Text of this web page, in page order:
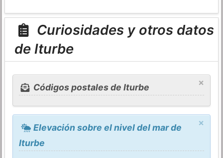
Curiosidades y otros datos
de Iturbe
×
Códigos postales de Iturbe
×
Elevación sobre el nivel del mar de
Iturbe